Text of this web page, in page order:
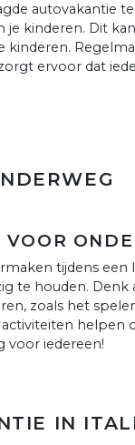
autovakantie
kinderen. Dit
kinderen.
ervoor dat
tijdens een
te houden.
zoals het
voor iedereen!
IN